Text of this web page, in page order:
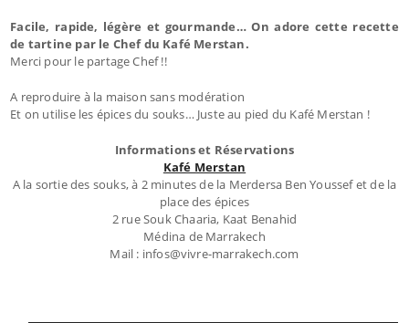
Facile, rapide, légère et gourmande… On adore cette recette
de tartine par le Chef du Kafé Merstan.
Merci pour le partage Chef !!
A reproduire à la maison sans modération
Et on utilise les épices du souks… Juste au pied du Kafé Merstan !
Informations et Réservations
Kafé Merstan
A la sortie des souks, à 2 minutes de la Merdersa Ben Youssef et de la
place des épices
2 rue Souk Chaaria, Kaat Benahid
Médina de Marrakech
Mail : infos@vivre-marrakech.com